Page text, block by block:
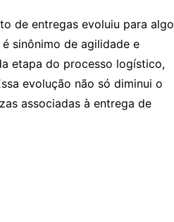
de entregas evoluiu para algo
é sinônimo de agilidade e
etapa do processo logístico,
evolução não só diminui o
associadas à entrega de